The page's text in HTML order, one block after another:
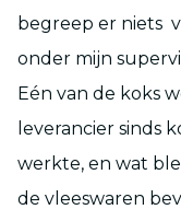
begreep er niets
onder mijn
Eén van de koks
leverancier sinds
werkte, en wat
de vleeswaren